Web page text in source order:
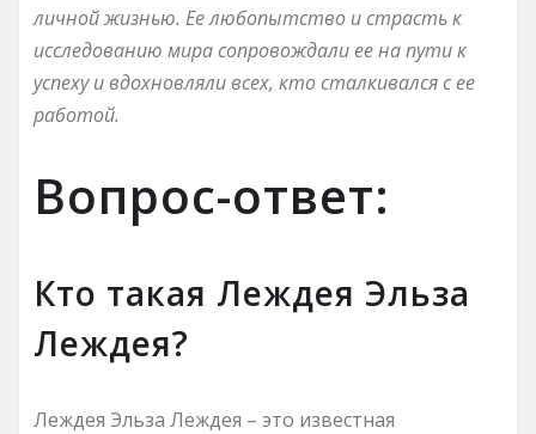
личной жизнью. Ее любопытство и страсть к
исследованию мира сопровождали ее на пути к
успеху и вдохновляли всех, кто сталкивался с ее
работой.
Вопрос-ответ:
Кто такая Леждея Эльза
Леждея?
Леждея Эльза Леждея – это известная